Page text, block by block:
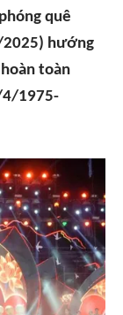
quê
hướng
toàn
4/1975-